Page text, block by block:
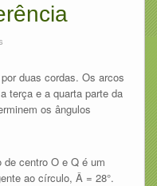
duas cordas. Os arcos
terça e a quarta parte da
os ângulos
centro O e Q é um
ao círculo, Â = 28°.